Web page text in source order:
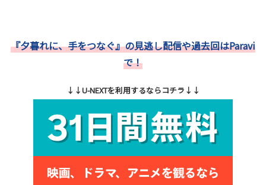
『夕暮れに、手をつなぐ』の見逃し配信や過去回はParavi
で！
↓↓U-NEXTを利用するならコチラ↓↓